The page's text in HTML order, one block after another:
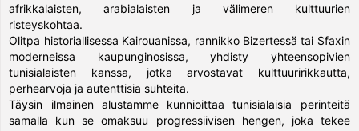
afrikkalaisten, arabialaisten ja välimeren kulttuurien
risteyskohtaa.
Olitpa historiallisessa Kairouanissa, rannikko Bizertessä tai Sfaxin
moderneissa kaupunginosissa, yhdisty yhteensopivien
tunisialaisten kanssa, jotka arvostavat kulttuuririkkautta,
perhearvoja ja autenttisia suhteita.
Täysin ilmainen alustamme kunnioittaa tunisialaisia perinteitä
samalla kun se omaksuu progressiivisen hengen, joka tekee